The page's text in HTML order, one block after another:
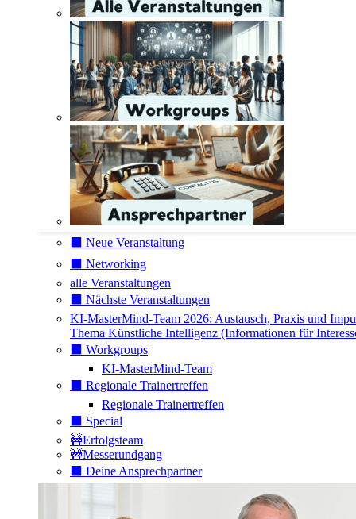
⬛️ Neue Veranstaltung
⬛️ Networking
alle Veranstaltungen
⬛️ Nächste Veranstaltungen
KI-MasterMind-Team 2026: Austausch, Praxis und
Thema Künstliche Intelligenz (Informationen für
⬛️ Workgroups
KI-MasterMind-Team
⬛️ Regionale Trainertreffen
Regionale Trainertreffen
⬛️ Special
🚧Erfolgsteam
🚧Messerundgang
⬛️ Deine Ansprechpartner